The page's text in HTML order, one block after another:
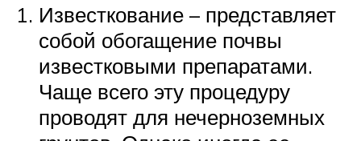
Известкование – представляет
собой обогащение почвы
известковыми препаратами.
Чаще всего эту процедуру
проводят для нечерноземных